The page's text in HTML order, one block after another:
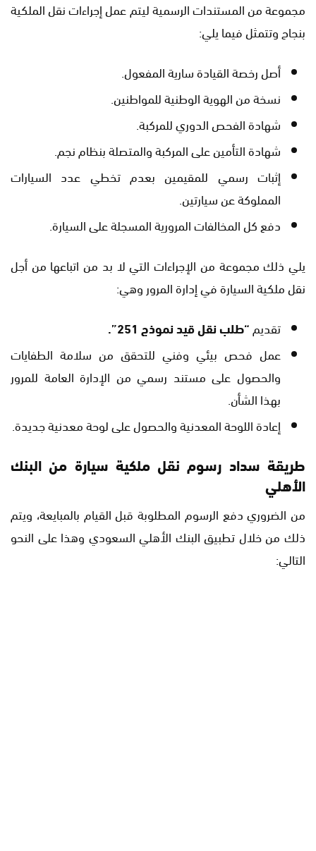
مجموعة من المستندات الرسمية ليتم عمل إجراءات نقل الملكية
بنجاح وتتمثل فيما يلي:
أصل رخصة القيادة سارية المفعول.
نسخة من الهوية الوطنية للمواطنين.
شهادة الفحص الدوري للمركبة.
شهادة التأمين على المركبة والمتصلة بنظام نجم.
إثبات رسمي للمقيمين بعدم تخطي عدد السيارات
المملوكة عن سيارتين.
دفع كل المخالفات المرورية المسجلة على السيارة.
يلي ذلك مجموعة من الإجراءات التي لا بد من اتباعها من أجل
نقل ملكية السيارة في إدارة المرور وهي:
تقديم“طلب نقل قيد نموذج 251”.
عمل فحص بيئي وفني للتحقق من سلامة الطفايات
والحصول على مستند رسمي من الإدارة العامة للمرور
بهذا الشأن.
إعادة اللوحة المعدنية والحصول على لوحة معدنية جديدة.
طريقة سداد رسوم نقل ملكية سيارة من البنك
الأهلي
من الضروري دفع الرسوم المطلوبة قبل القيام بالمبايعة، ويتم
ذلك من خلال تطبيق البنك الأهلي السعودي وهذا على النحو
التالي: